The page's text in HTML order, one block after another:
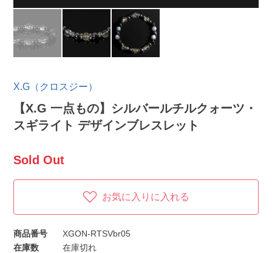
X.G（クロスジー）
【X.G 一点もの】シルバールチルクォーツ・
スギライト デザインブレスレット
Sold Out
お気に入りに入れる
商品番号
XGON-RTSVbr05
在庫数
在庫切れ